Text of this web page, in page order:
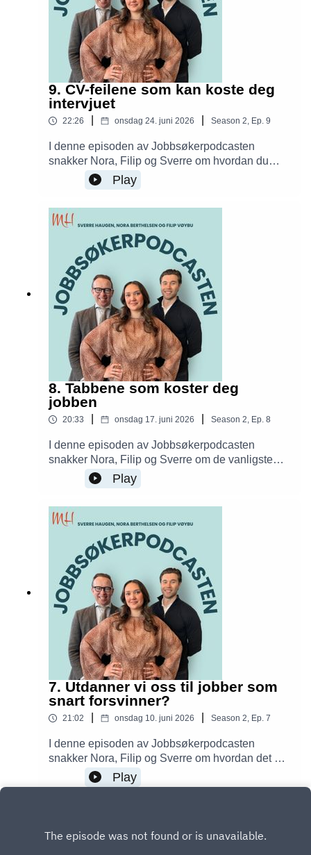
9. CV-feilene som kan koste deg
intervjuet
22:26 onsdag 24. juni 2026 Season 2, Ep. 9
I denne episoden av Jobbsøkerpodcasten
snakker Nora, Filip og Sverre om hvordan du
bygger en CV som faktisk fungerer. De deler
konkrete råd om struktur, innhold, vanlige feil og
inn til intervju eller ikke.
Play
8. Tabbene som koster deg
jobben
20:33 onsdag 17. juni 2026 Season 2, Ep. 8
I denne episoden av Jobbsøkerpodcasten
snakker Nora, Filip og Sverre om de vanligste
tabbene jobbsøkere gjør. Hvor går grensen
mellom en liten feil og en tabbe som faktisk
fra virkeligheten og forklarer hva du bør unngå
gjennom hele jobbsøkerprosessen.
Play
7. Utdanner vi oss til jobber som
snart forsvinner?
21:02 onsdag 10. juni 2026 Season 2, Ep. 7
I denne episoden av Jobbsøkerpodcasten
snakker Nora, Filip og Sverre om hvordan det er
rekordmange søkere til høyere utdanning
samtidig som bedrifter sliter med å finne riktig
studenter tenke om fremtiden?
Play